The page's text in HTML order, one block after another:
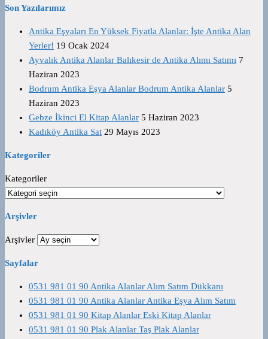
Son Yazılarımız
Antika Eşyaları En Yüksek Fiyatla Alanlar: İşte Antika Alan
Yerler! 19 Ocak 2024
Ayvalık Antika Alanlar Balıkesir de Antika Alımı Satımı 7
Haziran 2023
Bodrum Antika Eşya Alanlar Bodrum Antika Alanlar 5
Haziran 2023
Gebze İkinci El Kitap Alanlar 5 Haziran 2023
Kadıköy Antika Sat 29 Mayıs 2023
Kategoriler
Kategoriler
Arşivler
Arşivler
Sayfalar
0531 981 01 90 Antika Alanlar Alım Satım Dükkanı
0531 981 01 90 Antika Alanlar Antika Eşya Alım Satım
0531 981 01 90 Kitap Alanlar Eski Kitap Alanlar
0531 981 01 90 Plak Alanlar Taş Plak Alanlar